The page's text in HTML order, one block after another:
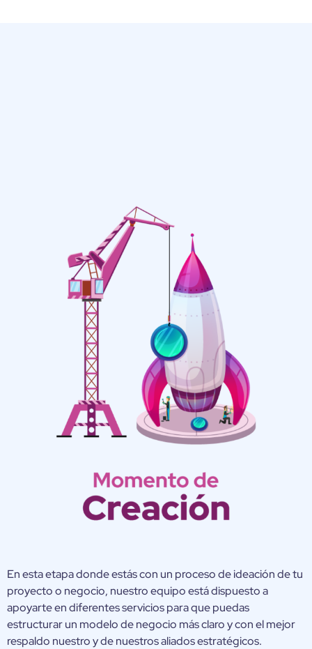
En esta etapa donde estás con un proceso de ideación de tu
proyecto o negocio, nuestro equipo está dispuesto a
apoyarte en diferentes servicios para que puedas
estructurar un modelo de negocio más claro y con el mejor
respaldo nuestro y de nuestros aliados estratégicos.